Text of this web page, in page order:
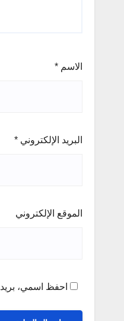
الاسم *
البريد الإلكتروني *
الموقع الإلكتروني
احفظ اسمي،